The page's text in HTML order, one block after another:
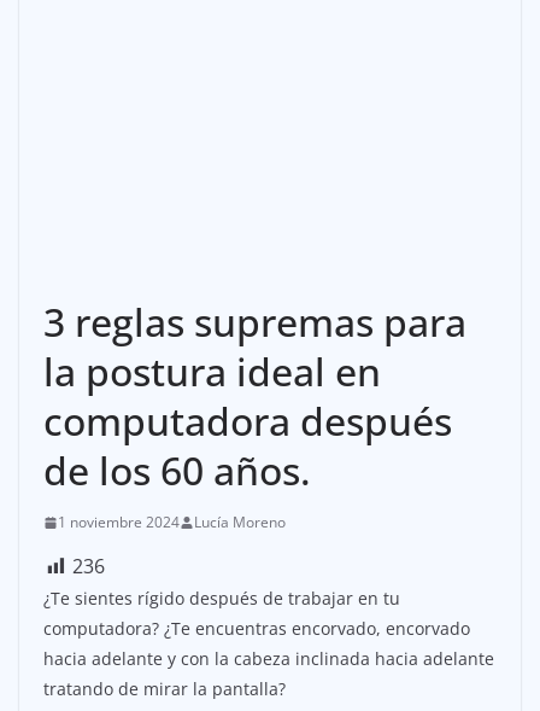
3 reglas supremas para
la postura ideal en
computadora después
de los 60 años.
1 noviembre 2024 Lucía Moreno
236
¿Te sientes rígido después de trabajar en tu
computadora? ¿Te encuentras encorvado, encorvado
hacia adelante y con la cabeza inclinada hacia adelante
tratando de mirar la pantalla?